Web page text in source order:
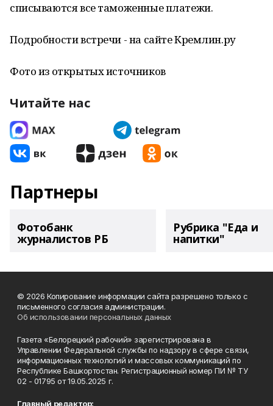
списываются все таможенные платежи.
Подробности встречи - на сайте Кремлин.ру
Фото из открытых источников
Читайте нас
Партнеры
Фотобанк
журналистов РБ
Рубрика "Еда и
напитки"
© 2026 Копирование информации сайта разрешено только с
письменного согласия администрации.
Об использовании персональных данных
Газета «Белорецкий рабочий» зарегистрирована в
Управлении Федеральной службы по надзору в сфере связи,
информационных технологий и массовых коммуникаций по
Республике Башкортостан. Регистрационный номер ПИ № ТУ
02 - 01795 от 19.05.2025 г.
Главный редактор: